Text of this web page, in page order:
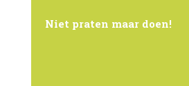
Niet praten maar doen!